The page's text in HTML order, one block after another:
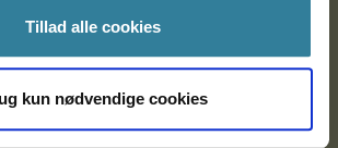
Tillad alle cookies
kun nødvendige cookies
48 21